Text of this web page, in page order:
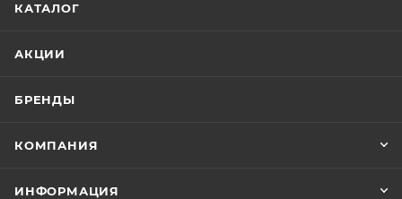
КАТАЛОГ
АКЦИИ
БРЕНДЫ
КОМПАНИЯ
ИНФОРМАЦИЯ